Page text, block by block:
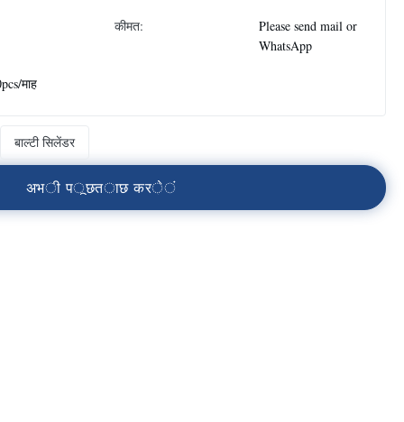
कीमत:
Please send mail or
WhatsApp
माह
बाल्टी सिलेंडर
अभी पूछताछ करें